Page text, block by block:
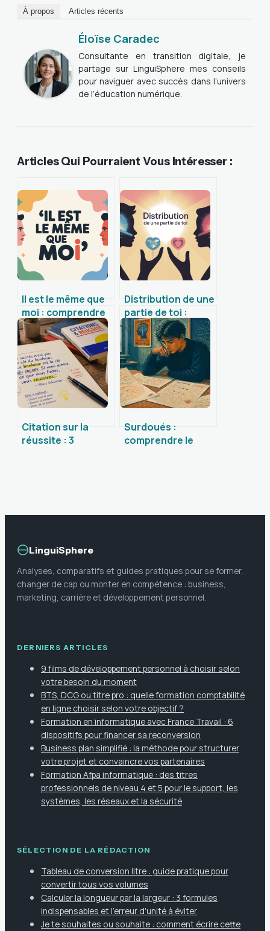
À propos Articles récents
Éloïse Caradec
Consultante en transition digitale, je
partage sur LinguiSphere mes conseils
pour naviguer avec succès dans l’univers
de l’éducation numérique.
Articles Qui Pourraient Vous Intéresser :
Il est le même que
moi : comprendre
et utiliser cette
expression en
français
Distribution de une
partie de toi :
sens, enjeux et
applications
contemporaines
Citation sur la
réussite : 3
Surdoués :
comprendre le
LinguiSphere
Analyses, comparatifs et guides pratiques pour se former,
changer de cap ou monter en compétence : business,
marketing, carrière et développement personnel.
DERNIERS ARTICLES
9 films de développement personnel à choisir selon
votre besoin du moment
BTS, DCG ou titre pro : quelle formation comptabilité
en ligne choisir selon votre objectif ?
Formation en informatique avec France Travail : 6
dispositifs pour financer sa reconversion
Business plan simplifié : la méthode pour structurer
votre projet et convaincre vos partenaires
Formation Afpa informatique : des titres
professionnels de niveau 4 et 5 pour le support, les
systèmes, les réseaux et la sécurité
SÉLECTION DE LA RÉDACTION
Tableau de conversion litre : guide pratique pour
convertir tous vos volumes
Calculer la longueur par la largeur : 3 formules
indispensables et l'erreur d'unité à éviter
Je te souhaites ou souhaite : comment écrire cette